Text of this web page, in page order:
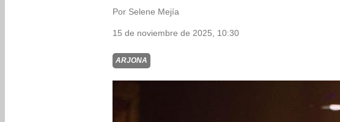
Por Selene Mejía
15 de noviembre de 2025, 10:30
ARJONA